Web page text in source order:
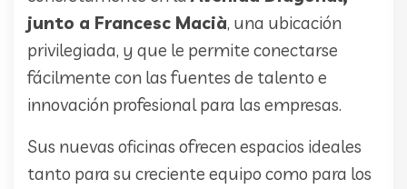
junto a Francesc Macià, una ubicación
privilegiada, y que le permite conectarse
fácilmente con las fuentes de talento e
innovación profesional para las empresas.
Sus nuevas oficinas ofrecen espacios ideales
tanto para su creciente equipo como para los